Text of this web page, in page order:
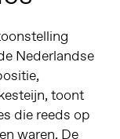
Nederlandse
toont
die reeds op
waren. De